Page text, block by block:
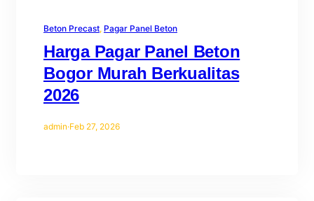
Beton Precast, Pagar Panel Beton
Harga Pagar Panel Beton
Bogor Murah Berkualitas
2026
admin·Feb 27, 2026